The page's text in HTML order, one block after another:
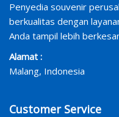
Penyedia souvenir
berkualitas dengan
Anda tampil lebih
Alamat :
Malang, Indonesia
Customer Service